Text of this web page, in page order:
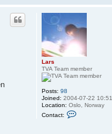
Lars
TVA Team member
Posts: 98
Joined: 2004-07-22 10:51
Location: Oslo, Norway
Contact: